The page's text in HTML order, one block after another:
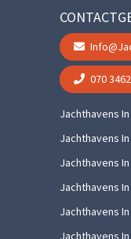
070
Jachthavens
Jachthavens
Jachthavens
Jachthavens
Jachthavens
Jachthavens